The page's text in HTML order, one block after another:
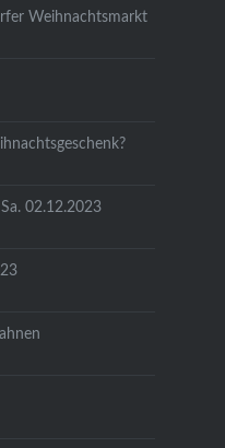
Weihnachtsmarkt
02.12.2023